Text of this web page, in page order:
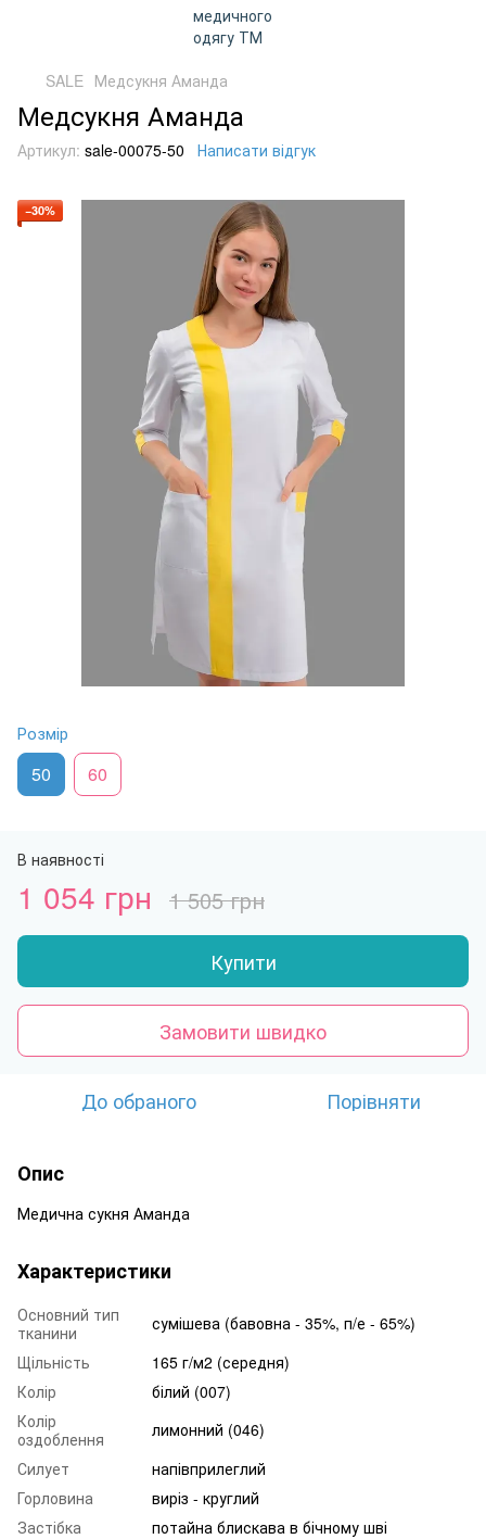
SALE Медсукня Аманда
Медсукня Аманда
Артикул: sale-00075-50 Написати відгук
−30%
Розмір
50 60
В наявності
1 054 грн 1 505 грн
Купити
Замовити швидко
До обраного Порівняти
Опис
Медична сукня Аманда
Характеристики
Основний тип
тканини
сумішева (бавовна - 35%, п/е - 65%)
Щільність
165 г/м2 (середня)
Колір
білий (007)
Колір
оздоблення
лимонний (046)
Силует
напівприлеглий
Горловина
виріз - круглий
Застібка
потайна блискава в бічному шві